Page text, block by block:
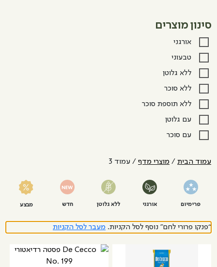
סינון מוצרים
אורגני
טבעוני
ללא גלוטן
ללא סוכר
ללא תוספת סוכר
עם גלוטן
עם סוכר
עמוד הבית / מוצרי מדף / עמוד 3
פרימיום אורגני ללא גלוטן חדש מבצע
“פנקו פרורי לחם” נוסף לסל הקניות. מעבר לסל הקניות